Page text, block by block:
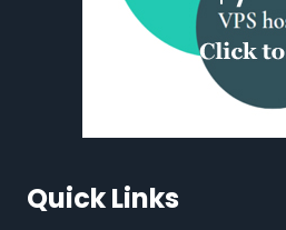
Quick Links